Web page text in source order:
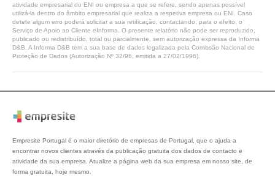
atividade empresarial do ENI ou empresa a que se refere, sendo apenas possível
utilizá-la dentro do âmbito empresarial que realiza a respetiva empresa ou ENI. Caso
detete algum erro poderá solicitar a sua retificação, contactando, para o efeito, o
Serviço de Apoio ao Cliente eInforma. O presente relatório não pode ser reproduzido,
publicado ou redistribuído, total ou parcialmente, sem autorização expressa da Informa
D&B. A Informa D&B tem a sua base de dados legalizada pela Comissão Nacional de
Proteção de Dados (Autorização Nº 32/96, emitida a 27/02/1996).
Empresite Portugal é o maior diretório de empresas de Portugal, que o ajuda a
encontrar novos clientes através da publicação gratuita dos dados de contacto e
atividade da sua empresa. Atualize a página web da sua empresa em nosso site, de
forma gratuita, hoje mesmo.